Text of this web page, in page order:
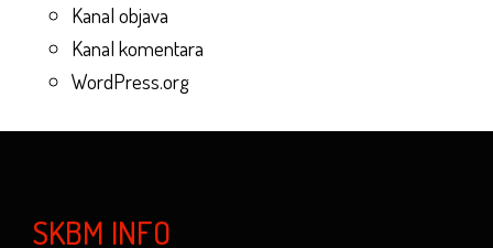
Kanal objava
Kanal komentara
WordPress.org
SKBM INFO